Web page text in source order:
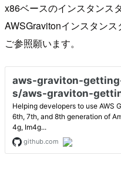
x86ベースのインスタンス
AWSGravitonインスタン
ご参照願います。